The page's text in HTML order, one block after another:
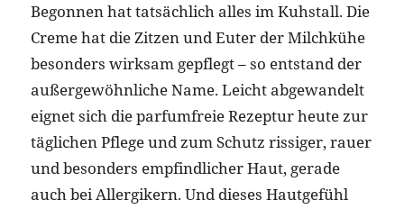
Begonnen hat tatsächlich alles im Kuhstall. Die
Creme hat die Zitzen und Euter der Milchkühe
besonders wirksam gepflegt – so entstand der
außergewöhnliche Name. Leicht abgewandelt
eignet sich die parfumfreie Rezeptur heute zur
täglichen Pflege und zum Schutz rissiger, rauer
und besonders empfindlicher Haut, gerade
auch bei Allergikern. Und dieses Hautgefühl